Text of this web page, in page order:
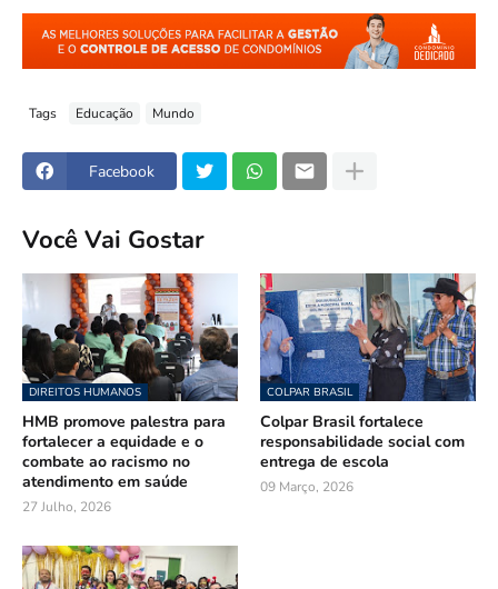
Tags Educação Mundo
Facebook
Você Vai Gostar
DIREITOS HUMANOS
HMB promove palestra para
fortalecer a equidade e o
combate ao racismo no
atendimento em saúde
27 Julho, 2026
COLPAR BRASIL
Colpar Brasil fortalece
responsabilidade social com
entrega de escola
09 Março, 2026